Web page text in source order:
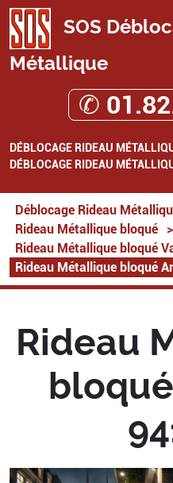
SOS
Métallique
✆
DÉBLOCAGE RIDEAU
DÉBLOCAGE RIDEAU
Déblocage Rideau
Rideau Métallique bloqué
>
Rideau Métallique bloqué
Rideau Métallique bloqué
Rideau